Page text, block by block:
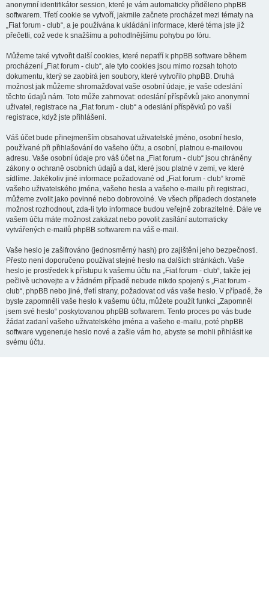
anonymní identifikátor session, které je vám automaticky přiděleno phpBB
softwarem. Třetí cookie se vytvoří, jakmile začnete procházet mezi tématy na
„Fiat forum - club“, a je používána k ukládání informace, které téma jste již
přečetli, což vede k snažšímu a pohodlnějšímu pohybu po fóru.
Můžeme také vytvořit další cookies, které nepatří k phpBB software během
procházení „Fiat forum - club“, ale tyto cookies jsou mimo rozsah tohoto
dokumentu, který se zaobírá jen soubory, které vytvořilo phpBB. Druhá
možnost jak můžeme shromažďovat vaše osobní údaje, je vaše odeslání
těchto údajů nám. Toto může zahrnovat: odeslání příspěvků jako anonymní
uživatel, registrace na „Fiat forum - club“ a odeslání příspěvků po vaší
registrace, když jste přihlášeni.
Váš účet bude přinejmenším obsahovat uživatelské jméno, osobní heslo,
používané při přihlašování do vašeho účtu, a osobní, platnou e-mailovou
adresu. Vaše osobní údaje pro váš účet na „Fiat forum - club“ jsou chráněny
zákony o ochraně osobních údajů a dat, které jsou platné v zemi, ve které
sídlíme. Jakékoliv jiné informace požadované od „Fiat forum - club“ kromě
vašeho uživatelského jména, vašeho hesla a vašeho e-mailu při registraci,
můžeme zvolit jako povinné nebo dobrovolné. Ve všech případech dostanete
možnost rozhodnout, zda-li tyto informace budou veřejně zobrazitelné. Dále ve
vašem účtu máte možnost zakázat nebo povolit zasílání automaticky
vytvářených e-mailů phpBB softwarem na váš e-mail.
Vaše heslo je zašifrováno (jednosměrný hash) pro zajištění jeho bezpečnosti.
Přesto není doporučeno používat stejné heslo na dalších stránkách. Vaše
heslo je prostředek k přístupu k vašemu účtu na „Fiat forum - club“, takže jej
pečlivě uchovejte a v žádném případě nebude nikdo spojený s „Fiat forum -
club“, phpBB nebo jiné, třetí strany, požadovat od vás vaše heslo. V případě, že
byste zapomněli vaše heslo k vašemu účtu, můžete použít funkci „Zapomněl
jsem své heslo“ poskytovanou phpBB softwarem. Tento proces po vás bude
žádat zadaní vašeho uživatelského jména a vašeho e-mailu, poté phpBB
software vygeneruje heslo nové a zašle vám ho, abyste se mohli přihlásit ke
svému účtu.